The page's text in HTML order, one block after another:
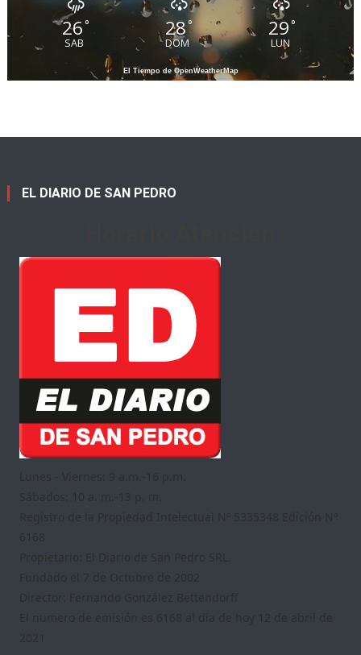
26°
SAB
28 °
DOM
29°
LUN
El Tiempo de OpenWeatherMap
EL DIARIO DE SAN PEDRO
Lunes - Viernes: 9 a.m.-16 p.m.
Sábados: 10 a. m.-13 p. m.
Registro de la Propiedad Intelectual Nº 5335348 Edición Nº
6168
Propietario: El Diario de San Pedro SRL.
Fundado el 7 de Octubre de 2002
Director: Fernando González Bettendorff
El numero de emisión es 6168 al día de hoy 12 de abril de
2021